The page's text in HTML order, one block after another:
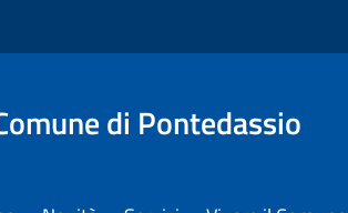
di Pontedassio